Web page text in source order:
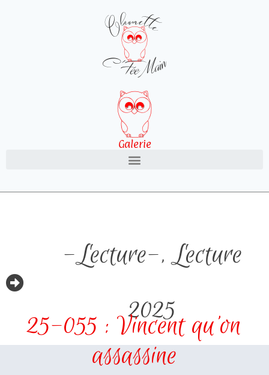
Galerie
-Lecture-,Lecture
2025
25-055 : Vincent qu’on
assassine